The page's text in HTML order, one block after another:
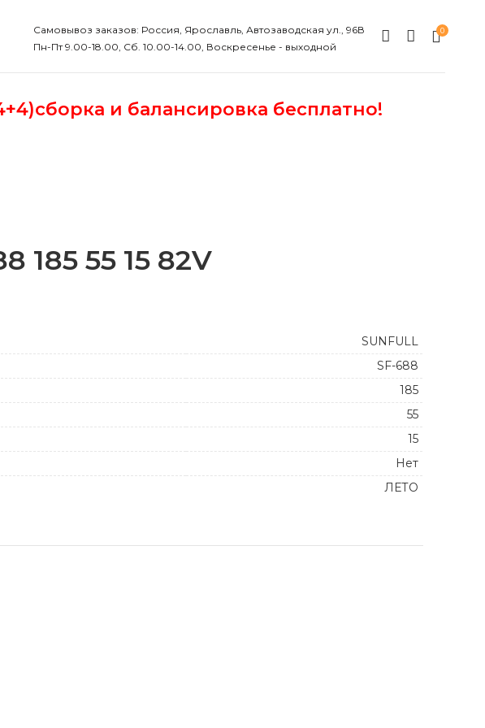
Самовывоз заказов: Россия, Ярославль, Автозаводская ул., 96В
Пн-Пт 9.00-18.00, Сб. 10.00-14.00, Воскресенье - выходной
0
и балансировка бесплатно!
185 55 15 82V
SUNFULL
SF-688
185
55
15
Нет
ЛЕТО